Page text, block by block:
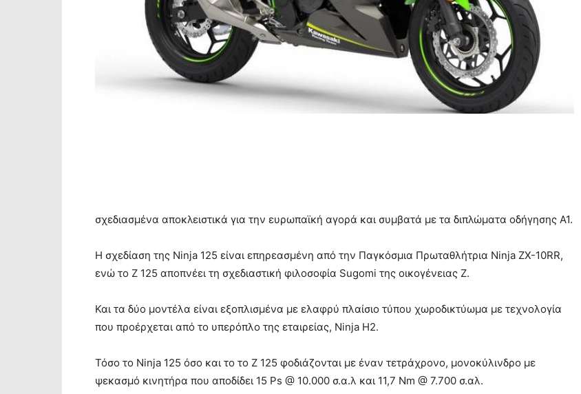
σχεδιασμένα αποκλειστικά για την ευρωπαϊκή αγορά και συμβατά με τα διπλώματα οδήγησης Α1.
Η σχεδίαση της Ninja 125 είναι επηρεασμένη από την Παγκόσμια Πρωταθλήτρια Ninja ZX-10RR,
ενώ το Ζ 125 αποπνέει τη σχεδιαστική φιλοσοφία Sugomi της οικογένειας Ζ.
Και τα δύο μοντέλα είναι εξοπλισμένα με ελαφρύ πλαίσιο τύπου χωροδικτύωμα με τεχνολογία
που προέρχεται από το υπερόπλο της εταιρείας, Ninja H2.
Τόσο το Ninja 125 όσο και το το Ζ 125 φοδιάζονται με έναν τετράχρονο, μονοκύλινδρο με
ψεκασμό κινητήρα που αποδίδει 15 Ps @ 10.000 σ.α.λ και 11,7 Nm @ 7.700 σ.αλ.